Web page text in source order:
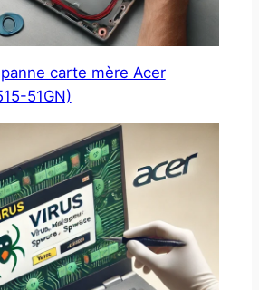
carte mère Acer
51GN)